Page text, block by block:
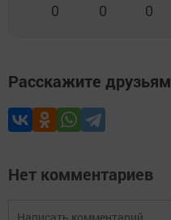
0 0 0
Расскажите друзьям
Нет комментариев